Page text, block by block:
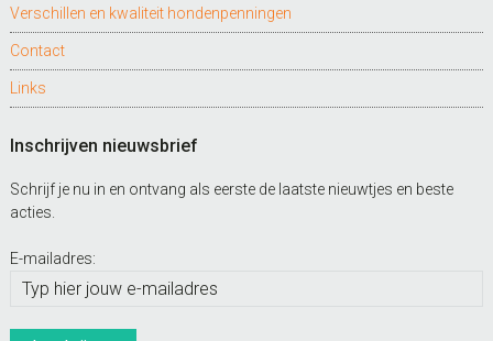
Verschillen en kwaliteit hondenpenningen
Contact
Links
Inschrijven nieuwsbrief
Schrijf je nu in en ontvang als eerste de laatste nieuwtjes en beste
acties.
E-mailadres: